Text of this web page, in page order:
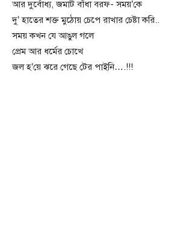
আর দুর্বোধ্য, জমাট বাঁধা বরফ- সময়’কে
দু’ হাতের শক্ত মুঠোয় চেপে রাখার চেষ্টা করি..
সময় কখন যে আঙুল গলে
প্রেম আর ধর্মের চোখে
জল হ’য়ে ঝরে গেছে টের পাইনি….!!!